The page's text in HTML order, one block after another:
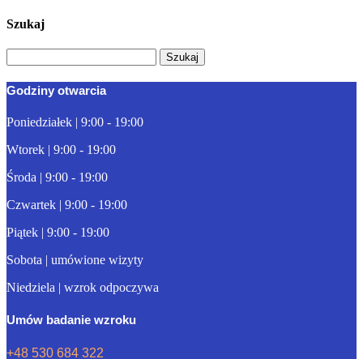
Szukaj
Godziny otwarcia
Poniedziałek | 9:00 - 19:00
Wtorek | 9:00 - 19:00
Środa | 9:00 - 19:00
Czwartek | 9:00 - 19:00
Piątek | 9:00 - 19:00
Sobota | umówione wizyty
Niedziela | wzrok odpoczywa
Umów badanie wzroku
+48 530 684 322